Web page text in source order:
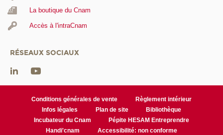
La boutique du Cnam
Accès à l'intraCnam
RÉSEAUX SOCIAUX
Conditions générales de vente
Règlement intérieur
Infos légales
Plan de site
Bibliothèque
Incubateur du Cnam
Pépite HESAM Entreprendre
Handi'cnam
Accessibilité: non conforme